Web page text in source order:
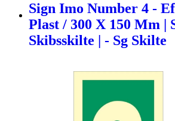
Sign Imo Number 4 -
Plast / 300 X 150 Mm |
Skibsskilte | - Sg Skilte